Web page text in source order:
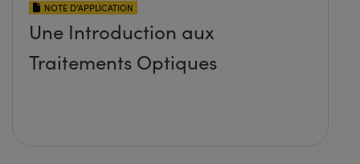
NOTE D’APPLICATION
Une Introduction aux
Traitements Optiques